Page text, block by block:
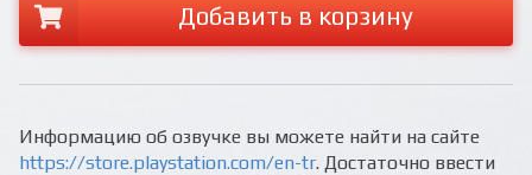
Добавить в корзину
Информацию об озвучке вы можете найти на сайте
https://store.playstation.com/en-tr. Достаточно ввести